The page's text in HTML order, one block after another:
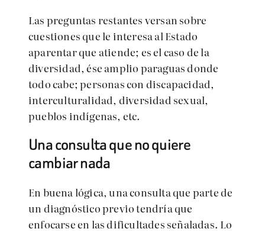
Las preguntas restantes versan sobre
cuestiones que le interesa al Estado
aparentar que atiende; es el caso de la
diversidad, ése amplio paraguas donde
todo cabe; personas con discapacidad,
interculturalidad, diversidad sexual,
pueblos indígenas, etc.
Una consulta que no quiere
cambiar nada
En buena lógica, una consulta que parte de
un diagnóstico previo tendría que
enfocarse en las dificultades señaladas. Lo